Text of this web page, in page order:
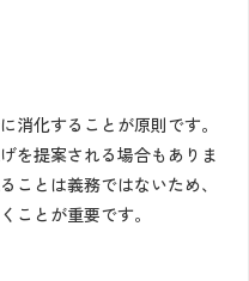
消化することが原則です。
を提案される場合もありま
ことは義務ではないため、
ことが重要です。